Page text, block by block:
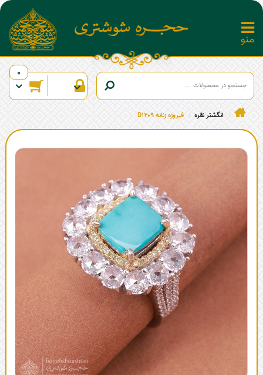
0
انگشتر نقره فیروزه زنانه D1209